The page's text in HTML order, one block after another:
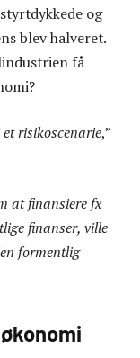
og
blev halveret.
få
risikoscenarie,”
at finansiere fx
finanser, ville
formentlig